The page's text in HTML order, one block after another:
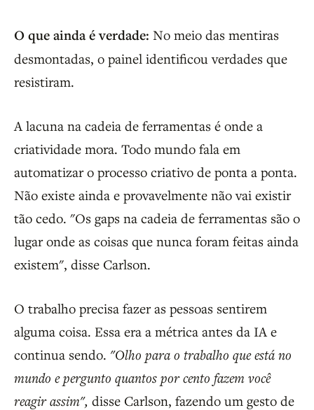
O que ainda é verdade: No meio das mentiras
desmontadas, o painel identificou verdades que
resistiram.
A lacuna na cadeia de ferramentas é onde a
criatividade mora. Todo mundo fala em
automatizar o processo criativo de ponta a ponta.
Não existe ainda e provavelmente não vai existir
tão cedo. "Os gaps na cadeia de ferramentas são o
lugar onde as coisas que nunca foram feitas ainda
existem", disse Carlson.
O trabalho precisa fazer as pessoas sentirem
alguma coisa. Essa era a métrica antes da IA e
continua sendo. "Olho para o trabalho que está no
mundo e pergunto quantos por cento fazem você
reagir assim", disse Carlson, fazendo um gesto de